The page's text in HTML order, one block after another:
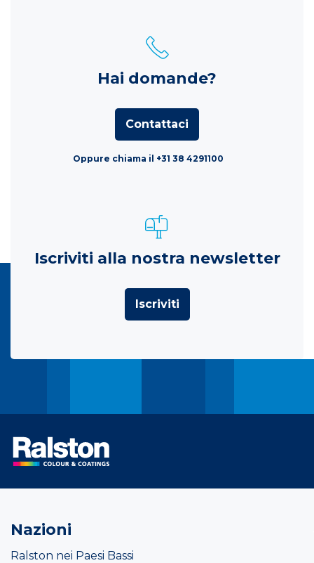
Hai domande?
Contattaci
Oppure chiama il +31 38 4291100
Iscriviti alla nostra newsletter
Iscriviti
Nazioni
Ralston nei Paesi Bassi